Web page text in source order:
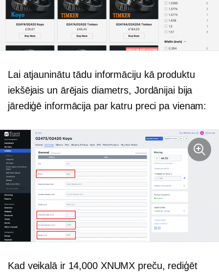
Lai atjauninātu tādu informāciju kā produktu
iekšējais un ārējais diametrs, Jordānijai bija
jārediģē informācija par katru preci pa vienam:
Kad veikalā ir 14,000 XNUMX preču, rediģēt